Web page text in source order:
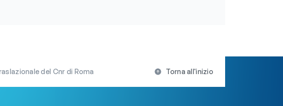
del Cnr di Roma Torna all'inizio